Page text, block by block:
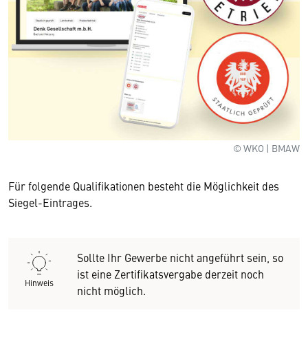
© WKO | BMAW
Für folgende Qualifikationen besteht die Möglichkeit des
Siegel-Eintrages.
Hinweis
Sollte Ihr Gewerbe nicht angeführt sein, so
ist eine Zertifikatsvergabe derzeit noch
nicht möglich.